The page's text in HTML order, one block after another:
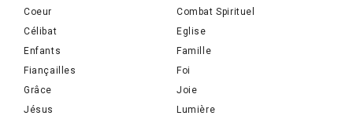
Coeur
Combat Spirituel
Célibat
Eglise
Enfants
Famille
Fiançailles
Foi
Grâce
Joie
Jésus
Lumière